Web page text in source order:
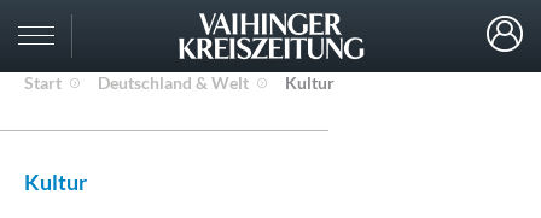
Start Deutschland & Welt Kultur
Kultur